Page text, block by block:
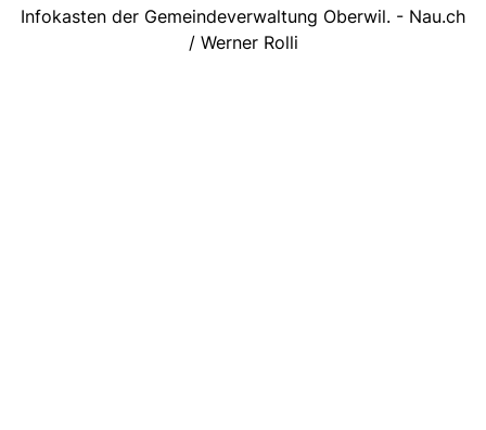
Infokasten der Gemeindeverwaltung Oberwil. - Nau.ch
/ Werner Rolli